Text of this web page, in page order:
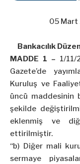
05 Mart
Bankacılık
MADDE 1 – 1/
Gazete’de
Kuruluş ve
üncü maddesinin
şekilde
eklenmiş ve
ettirilmiştir.
“b) Diğer mali
sermaye